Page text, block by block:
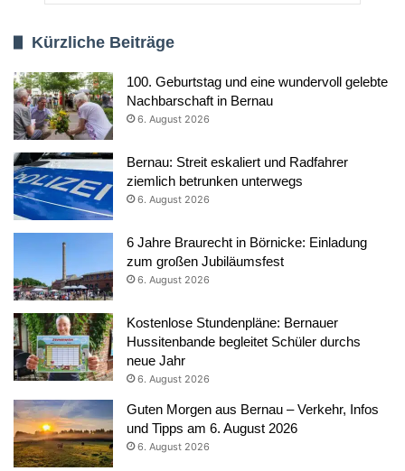
Kürzliche Beiträge
100. Geburtstag und eine wundervoll gelebte
Nachbarschaft in Bernau
6. August 2026
Bernau: Streit eskaliert und Radfahrer
ziemlich betrunken unterwegs
6. August 2026
6 Jahre Braurecht in Börnicke: Einladung
zum großen Jubiläumsfest
6. August 2026
Kostenlose Stundenpläne: Bernauer
Hussitenbande begleitet Schüler durchs
neue Jahr
6. August 2026
Guten Morgen aus Bernau – Verkehr, Infos
und Tipps am 6. August 2026
6. August 2026